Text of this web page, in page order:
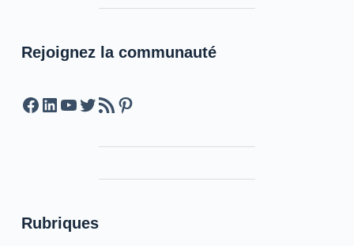
Rejoignez la communauté
Facebook
LinkedIn
YouTube
Twitter
Feed RSSPinterest
Rubriques